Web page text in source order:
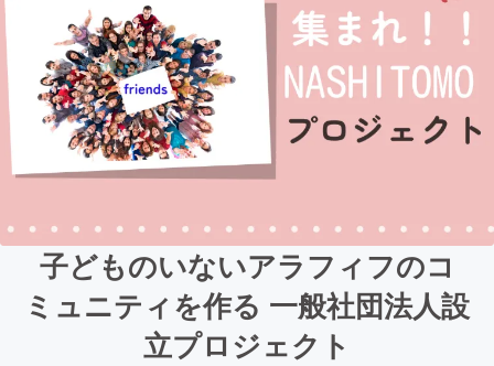
子どものいないアラフィフのコ
ミュニティを作る 一般社団法人設
立プロジェクト